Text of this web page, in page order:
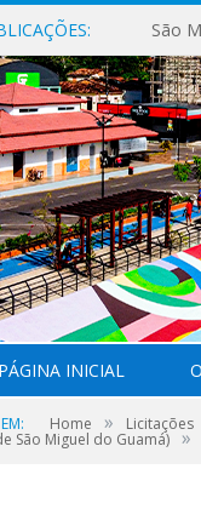
PÁGINA INICIAL
Home » Licitações
São Miguel do Guamá) »